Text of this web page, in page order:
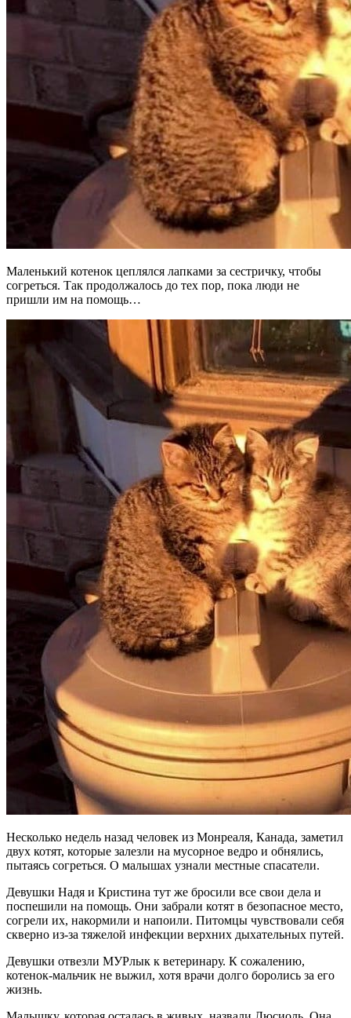
Маленький котенок цеплялся лапками за сестричку, чтобы
согреться. Так продолжалось до тех пор, пока люди не
пришли им на помощь…
Несколько недель назад человек из Монреаля, Канада, заметил
двух котят, которые залезли на мусорное ведро и обнялись,
пытаясь согреться. О малышах узнали местные спасатели.
Девушки Надя и Кристина тут же бросили все свои дела и
поспешили на помощь. Они забрали котят в безопасное место,
согрели их, накормили и напоили. Питомцы чувствовали себя
скверно из-за тяжелой инфекции верхних дыхательных путей.
Девушки отвезли МУРлык к ветеринару. К сожалению,
котенок-мальчик не выжил, хотя врачи долго боролись за его
жизнь.